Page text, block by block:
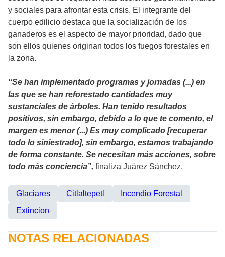
y sociales para afrontar esta crisis. El integrante del
cuerpo edilicio destaca que la socialización de los
ganaderos es el aspecto de mayor prioridad, dado que
son ellos quienes originan todos los fuegos forestales en
la zona.
“Se han implementado programas y jornadas (...) en
las que se han reforestado cantidades muy
sustanciales de árboles. Han tenido resultados
positivos, sin embargo, debido a lo que te comento, el
margen es menor (...) Es muy complicado [recuperar
todo lo siniestrado], sin embargo, estamos trabajando
de forma constante. Se necesitan más acciones, sobre
todo más conciencia”, finaliza Juárez Sánchez.
Glaciares Citlaltepetl
Incendio Forestal
Extincion
NOTAS RELACIONADAS